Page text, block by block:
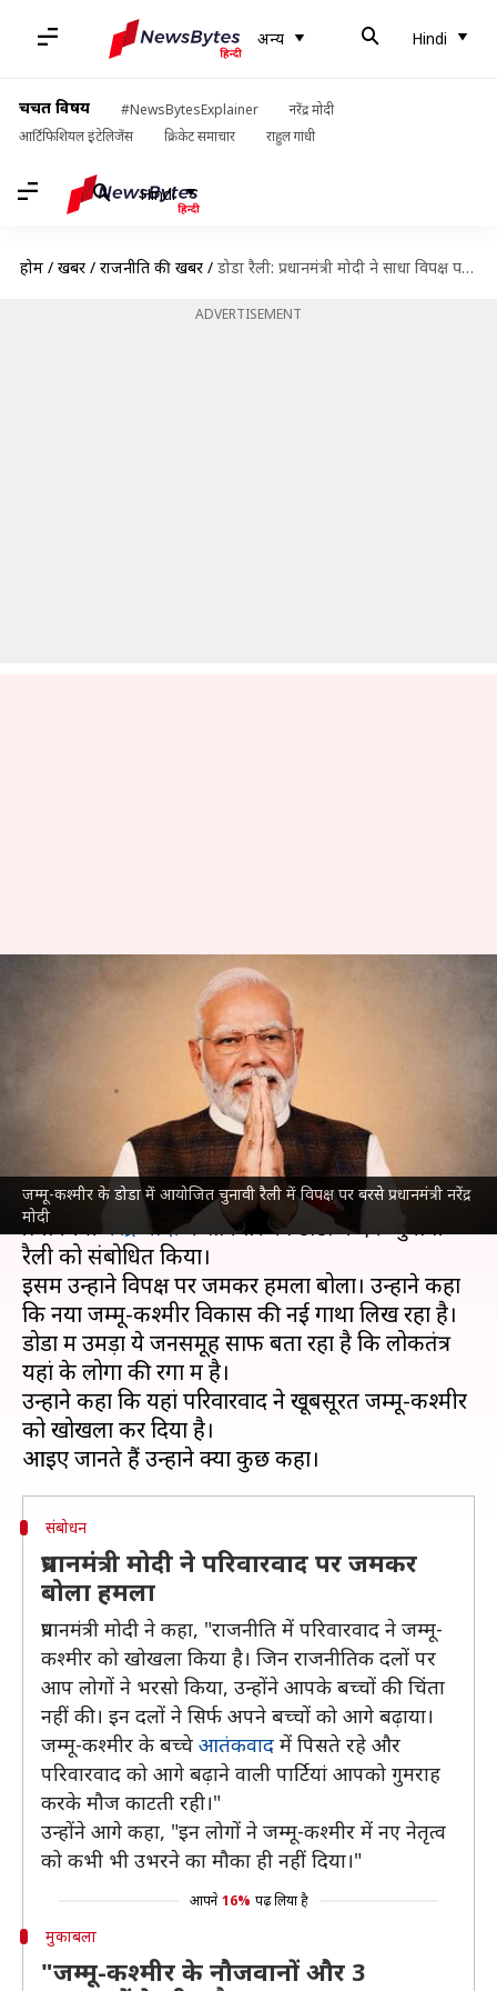
अन्य Hindi
चर्चित विषय #NewsBytesExplainer
नरेंद्र मोदी
आर्टिफिशियल इंटेलिजेंस
क्रिकेट समाचार राहुल गांधी
Hindi
होम / खबरें / राजनीति की खबरें / डोडा रैली: प्रधानमंत्री मोदी ने साधा विपक्ष पर निशाना, कहा- परिवारवाद ने जम्मू-कश्मीर को किया खोखला
ADVERTISEMENT
जम्मू-कश्मीर के डोडा में आयोजित चुनावी रैली में विपक्ष पर बरसे प्रधानमंत्री नरेंद्र
मोदी
डोडा रैली: प्रधानमंत्री मोदी ने साधा
विपक्ष पर निशाना, कहा- परिवारवाद
ने जम्मू-कश्मीर को किया खोखला
Sep 14, 2024 01:43 pm
जम्मू-कश्मीरमें होने वाले विधानसभा चुनावों को लेकर
प्रधानमंत्रीनरेंद्र मोदीने शनिवार को डोडा में एक चुनावी
रैली को संबोधित किया।
इसमें उन्होंने विपक्ष पर जमकर हमला बोला। उन्होंने कहा
कि नया जम्मू-कश्मीर विकास की नई गाथा लिख रहा है।
डोडा में उमड़ा ये जनसमूह साफ बता रहा है कि लोकतंत्र
यहां के लोगों की रगों में है।
उन्होंने कहा कि यहां परिवारवाद ने खूबसूरत जम्मू-कश्मीर
को खोखला कर दिया है।
संबोधन
प्रधानमंत्री मोदी ने परिवारवाद पर जमकर
बोला हमला
प्रधानमंत्री मोदी ने कहा, "राजनीति में परिवारवाद ने जम्मू-
कश्मीर को खोखला किया है। जिन राजनीतिक दलों पर
आप लोगों ने भरसो किया, उन्होंने आपके बच्चों की चिंता
नहीं की। इन दलों ने सिर्फ अपने बच्चों को आगे बढ़ाया।
जम्मू-कश्मीर के बच्चे आतंकवाद में पिसते रहे और
परिवारवाद को आगे बढ़ाने वाली पार्टियां आपको गुमराह
करके मौज काटती रही।"
उन्होंने आगे कहा, "इन लोगों ने जम्मू-कश्मीर में नए नेतृत्व
को कभी भी उभरने का मौका ही नहीं दिया।"
आपने 16% पढ़ लिया है
मुकाबला
"जम्मू-कश्मीर के नौजवानों और 3